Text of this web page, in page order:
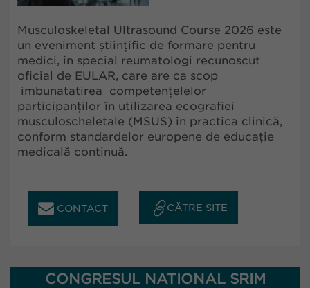
Musculoskeletal Ultrasound Course 2026 este
un eveniment științific de formare pentru
medici, în special reumatologi recunoscut
oficial de EULAR, care are ca scop
imbunatatirea competențelelor
participanților în utilizarea ecografiei
musculoscheletale (MSUS) în practica clinică,
conform standardelor europene de educație
medicală continuă.
CONTACT CĂTRE SITE
CONGRESUL NATIONAL SRIM